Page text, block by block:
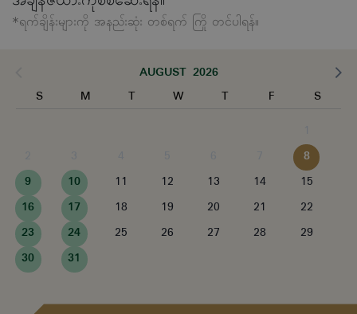
*ရက်ချိန်းများကို အနည်းဆုံး တစ်ရက် ကြို တင်ပါရန်။
AUGUST 2026
S
M T W T F
S
8
9
10 11 12 13 14
15
16
17 18 19 20 21
22
23
24 25 26 27 28
29
30
31